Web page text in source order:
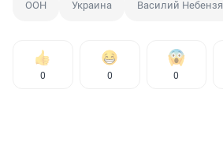
ООН Украина Василий Небензя
0 0 0